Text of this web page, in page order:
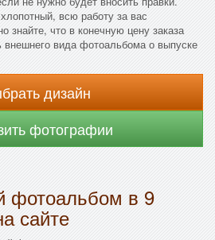
всю работу за вас
знайте, что в конечную цену заказа
внешнего вида фотоальбома о выпуске
дизайн
фотографии
фотоальбом в 9
сайте